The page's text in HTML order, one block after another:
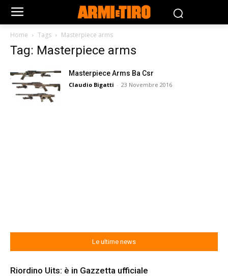
Home Tags Masterpiece arms
Tag: Masterpiece arms
Masterpiece Arms Ba Csr
Claudio Bigatti - 23 Novembre 2016
Le ultime news
Riordino Uits: è in Gazzetta ufficiale